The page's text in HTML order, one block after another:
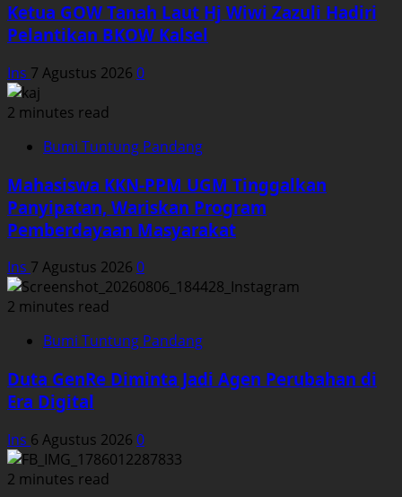
Ketua GOW Tanah Laut Hj Wiwi Zazuli Hadiri
Pelantikan BKOW Kalsel
Ins 7 Agustus 2026 0
2 minutes read
Bumi Tuntung Pandang
Mahasiswa KKN-PPM UGM Tinggalkan
Panyipatan, Wariskan Program
Pemberdayaan Masyarakat
Ins 7 Agustus 2026 0
2 minutes read
Bumi Tuntung Pandang
Duta GenRe Diminta Jadi Agen Perubahan di
Era Digital
Ins 6 Agustus 2026 0
2 minutes read